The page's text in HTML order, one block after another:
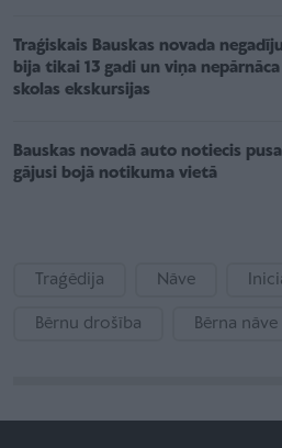
Traģiskais Bauskas novada
bija tikai 13 gadi un viņa
skolas ekskursijas
Bauskas novadā auto notiecis
gājusi bojā notikuma vietā
Traģēdija Nāve
Bērnu drošība Bērna nāve